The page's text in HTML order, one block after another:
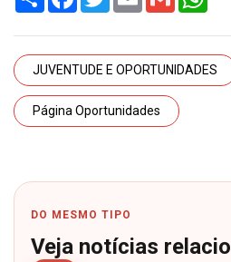
JUVENTUDE E OPORTUNIDADES
Página Oportunidades
DO MESMO TIPO
Veja notícias